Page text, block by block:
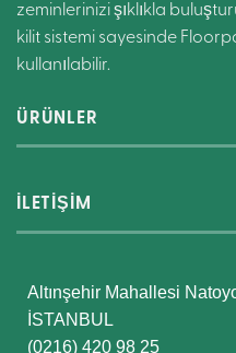
zeminlerinizi şıklıkla
kilit sistemi sayesinde
kullanılabilir.
ÜRÜNLER
İLETİŞİM
Altınşehir Mahallesi
İSTANBUL
(0216) 420 98 25